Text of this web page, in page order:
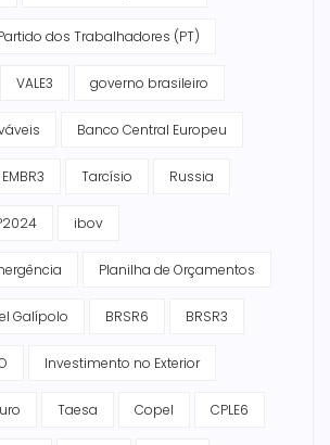
dos Trabalhadores (PT)
VALE3 governo brasileiro
Banco Central Europeu
EMBR3 Tarcísio Russia
ibov
Planilha de Orçamentos
Galípolo BRSR6 BRSR3
Investimento no Exterior
Taesa Copel CPLE6